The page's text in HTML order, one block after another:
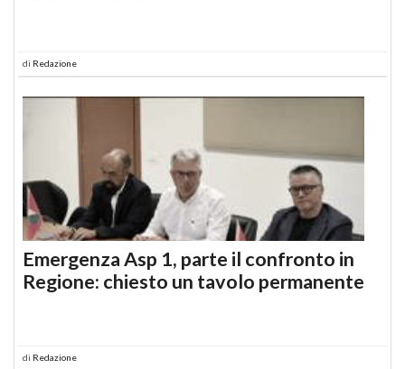
di Redazione
Emergenza Asp 1, parte il confronto in
Regione: chiesto un tavolo permanente
di Redazione